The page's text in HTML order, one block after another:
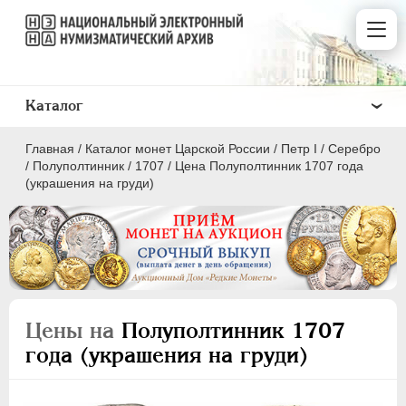
Главная / Каталог монет Царской России / Пeтр I / Серебро
/ Полуполтинник / 1707 / Цена Полуполтинник 1707 года
(украшения на груди)
Цены на Полуполтинник 1707
года (украшения на груди)
Каталог
ПEТР I 1699 - 1725
Серебро
1 рубль